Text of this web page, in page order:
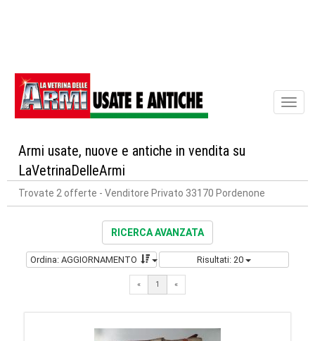
Armi usate, nuove e antiche in vendita su
LaVetrinaDelleArmi
Trovate 2 offerte - Venditore Privato 33170 Pordenone
RICERCA AVANZATA
Ordina: AGGIORNAMENTO Risultati: 20
« 1 «